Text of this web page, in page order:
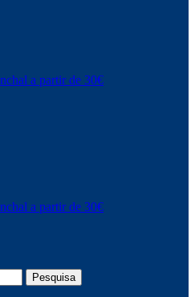
a partir de 30€
a partir de 30€
Pesquisa